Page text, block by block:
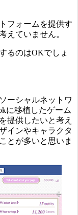
フォームを提供す
えていません。
るのはOKでしょ
ーシャルネットワ
に移植したゲーム
提供したいと考え
インやキャラクタ
とが多いと思いま